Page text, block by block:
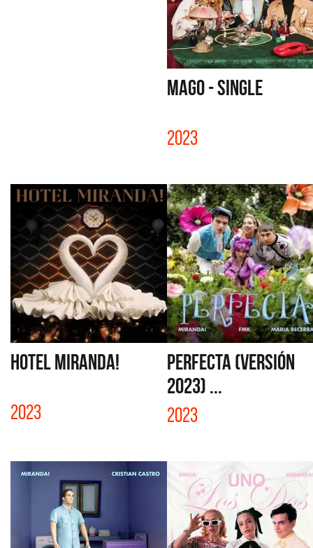
MAGO - SINGLE
2023
HOTEL MIRANDA!
2023
PERFECTA (VERSIÓN
2023) ...
2023